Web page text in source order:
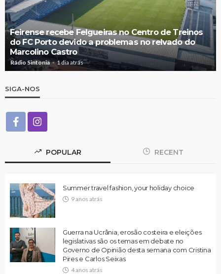
Feirense recebe Felgueiras no Centro de Treinos
do FC Porto devido a problemas no relvado do
Marcolino Castro
Rádio Sintonia 1 dia atrás
SIGA-NOS
POPULAR RECENT
Summer travel fashion, your holiday choice
9 anos atrás
Guerra na Ucrânia, erosão costeira e eleições
legislativas são os temas em debate no
Governo de Opinião desta semana com Cristina
Pires e Carlos Seixas
4 anos atrás